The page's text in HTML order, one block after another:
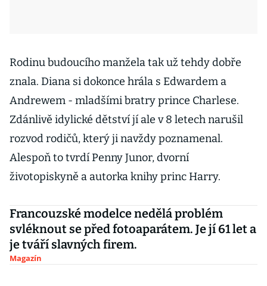
Rodinu budoucího manžela tak už tehdy dobře
znala. Diana si dokonce hrála s Edwardem a
Andrewem - mladšími bratry prince Charlese.
Zdánlivě idylické dětství jí ale v 8 letech narušil
rozvod rodičů, který ji navždy poznamenal.
Alespoň to tvrdí Penny Junor, dvorní
životopiskyně a autorka knihy princ Harry.
Francouzské modelce nedělá problém
svléknout se před fotoaparátem. Je jí 61 let a
je tváří slavných firem.
Magazín